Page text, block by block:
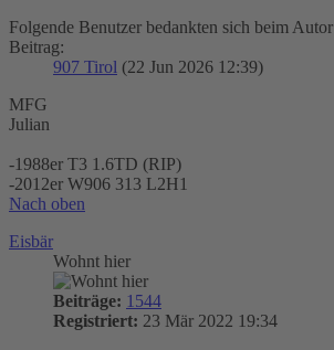
Folgende Benutzer bedankten sich beim Autor
Beitrag:
907 Tirol (22 Jun 2026 12:39)
MFG
Julian
-1988er T3 1.6TD (RIP)
-2012er W906 313 L2H1
Nach oben
Eisbär
Wohnt hier
Beiträge: 1544
Registriert: 23 Mär 2022 19:34